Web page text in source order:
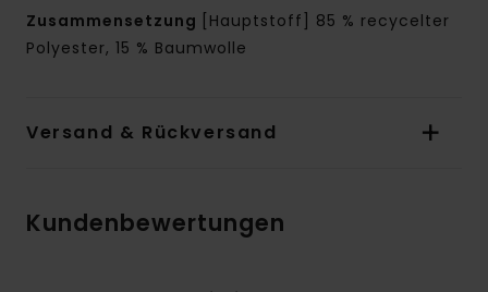
Zusammensetzung
[Hauptstoff] 85 % recycelter
Polyester, 15 % Baumwolle
Versand & Rückversand
Kundenbewertungen